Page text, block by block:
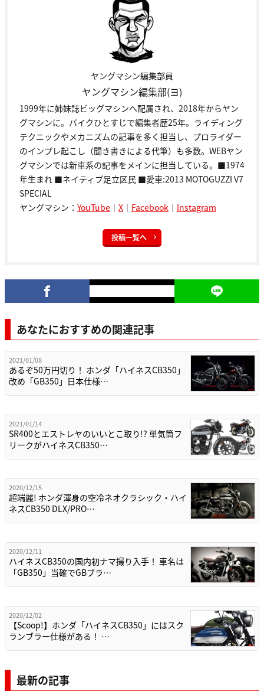
ヤングマシン編集部員
ヤングマシン編集部(ヨ)
1999年に姉妹誌ビッグマシンへ配属され、2018年からヤン
グマシンに。バイクひとすじで編集者歴25年。ライディング
テクニックやメカニズムの記事を多く担当し、プロライダー
のインプレ起こし（聞き書きによる代筆）も多数。WEBヤン
グマシンでは新車系の記事をメインに担当している。■1974
年生まれ ■ネイティブ足立区民 ■愛車:2013 MOTOGUZZI V7
SPECIAL
ヤングマシン： YouTube ｜ X ｜ Facebook ｜ Instagram
投稿一覧へ
あなたにおすすめの関連記事
2021/01/08
あるぞ50万円切り！ ホンダ「ハイネスCB350」
改め「GB350」日本仕様…
2021/01/14
SR400とエストレヤのいいとこ取り!? 単気筒フ
リークがハイネスCB350…
2020/12/15
超端麗! ホンダ渾身の空冷ネオクラシック・ハイ
ネスCB350 DLX/PRO…
2020/12/11
ハイネスCB350の国内初ナマ撮り入手！ 車名は
「GB350」当確でGBブラ…
2020/12/02
【Scoop!】ホンダ「ハイネスCB350」にはスク
ランブラー仕様がある！ …
最新の記事